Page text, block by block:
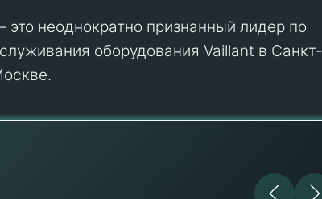
это неоднократно признанный лидер по
оборудования Vaillant в Санкт-